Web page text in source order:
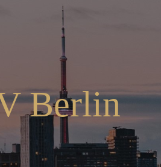
Berlin